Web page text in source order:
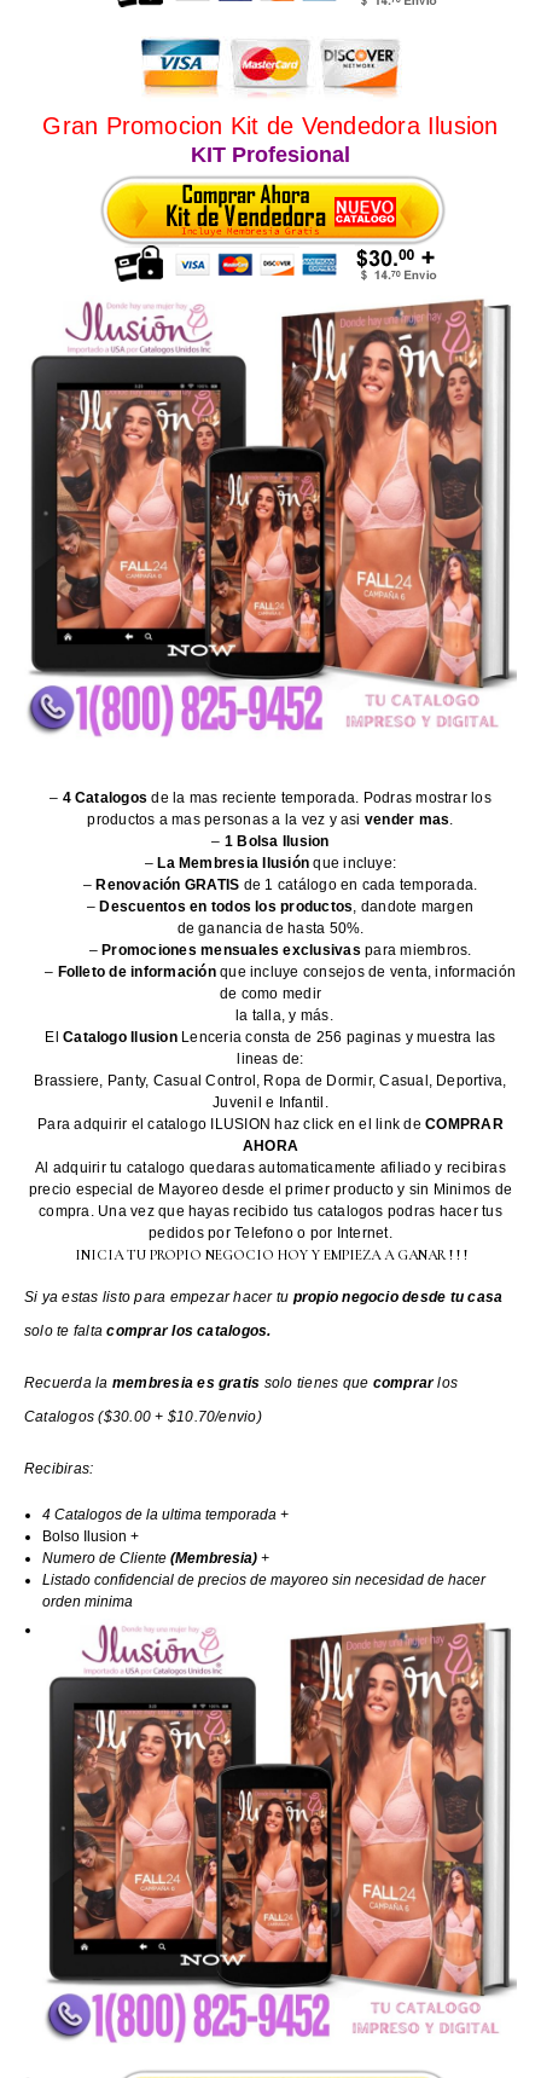
Gran Promocion Kit de Vendedora Ilusion
– 4 Catalogos de la mas reciente temporada. Podras mostrar los
productos a mas personas a la vez y asi vender mas
– 1 Bolsa Ilusion
–La Membresia Ilusión que incluye:
–Renovación GRATIS de 1 catálogo en cada temporada.
–Descuentos en todos los productos , dandote margen
de ganancia de hasta 50%.
–Promociones mensuales exclusivas para miembros.
– Folleto de informaciónque incluye consejos de venta, información
de como medir
la talla, y más.
ElCatalogo IlusionLenceria consta de 256 paginas y muestra las
lineas de:
Brassiere, Panty, Casual Control, Ropa de Dormir, Casual, Deportiva,
Juvenil e Infantil.
Para adquirir el catalogo ILUSION haz click en el link deCOMPRAR
AHORA
Al adquirir tu catalogo quedaras automaticamente afiliado y recibiras
precio especial de Mayoreo desde el primer producto y sin Minimos de
compra. Una vez que hayas recibido tus catalogos podras hacer tus
pedidos por Telefono o por Internet.
INICIA TU PROPIO NEGOCIO HOY Y EMPIEZA A GANAR ! ! !
Si ya estas listo para empezar hacer tu propio negocio desde tu casa
solo te faltacomprar los catalogos.
Recuerda la membresia es gratis solo tienes que comprarlos
Catalogos ($30.00 + $10.70/envio)
Recibiras:
4 Catalogos de la ultima temporada +
Bolso Ilusion +
Numero de Cliente (Membresia) +
Listado confidencial de precios de mayoreo sin necesidad de hacer
orden minima